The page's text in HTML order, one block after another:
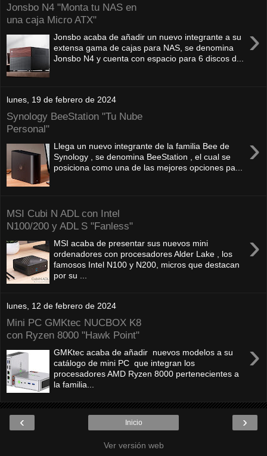
Jonsbo N4 "Monta tu NAS en
una caja Micro ATX"
›
Jonsbo acaba de añadir un nuevo integrante a su
extensa gama de cajas para NAS, se denomina
Jonsbo N4 y cuenta con espacio para 6 discos d...
lunes, 19 de febrero de 2024
Synology BeeStation "Tu Nube
Personal"
›
Llega un nuevo integrante de la familia Bee de
Synology , se denomina BeeStation , el cual se
posiciona como una de las mejores opciones pa...
MSI Cubi N ADL con Intel
N100/200 y ADL S "Fanless"
›
MSI acaba de presentar sus nuevos mini
ordenadores con procesadores Alder Lake , los
famosos Intel N100 y N200, micros que destacan
por su ...
lunes, 12 de febrero de 2024
Mini PC GMKtec NUCBOX K8
con Ryzen 8000 "Hawk Point"
›
GMKtec acaba de añadir nuevos modelos a su
catálogo de mini PC que integran los
procesadores AMD Ryzen 8000 pertenecientes a
la familia...
‹ ›
Inicio
Ver versión web